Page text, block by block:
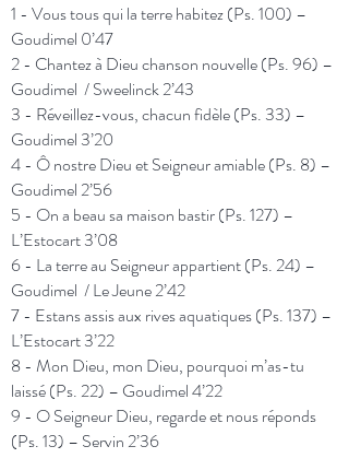
1 - Vous tous qui la terre habitez (Ps. 100) –
Goudimel 0’47
2 - Chantez à Dieu chanson nouvelle (Ps. 96) –
Goudimel / Sweelinck2’43
3 - Réveillez-vous, chacun fidèle (Ps. 33) –
Goudimel 3’20
4 - Ô nostre Dieu et Seigneur amiable (Ps. 8) –
Goudimel 2’56
5 - On a beau sa maison bastir (Ps. 127) –
L’Estocart3’08
6 - La terre au Seigneur appartient (Ps. 24) –
Goudimel / Le Jeune2’42
7 - Estans assis aux rives aquatiques (Ps. 137) –
L’Estocart3’22
8 - Mon Dieu, mon Dieu, pourquoi m’as-tu
laissé (Ps. 22) – Goudimel4’22
9 - O Seigneur Dieu, regarde et nous réponds
(Ps. 13) – Servin 2’36